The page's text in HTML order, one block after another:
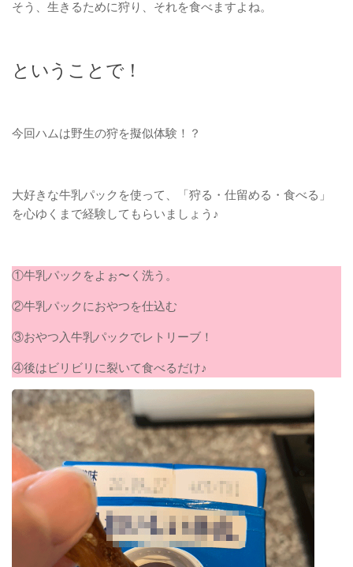
そう、生きるために狩り、それを食べますよね。
ということで！
今回ハムは野生の狩を擬似体験！？
大好きな牛乳パックを使って、「狩る・仕留める・食べる」
を心ゆくまで経験してもらいましょう♪
①牛乳パックをよぉ〜く洗う。
②牛乳パックにおやつを仕込む
③おやつ入牛乳パックでレトリーブ！
④後はビリビリに裂いて食べるだけ♪